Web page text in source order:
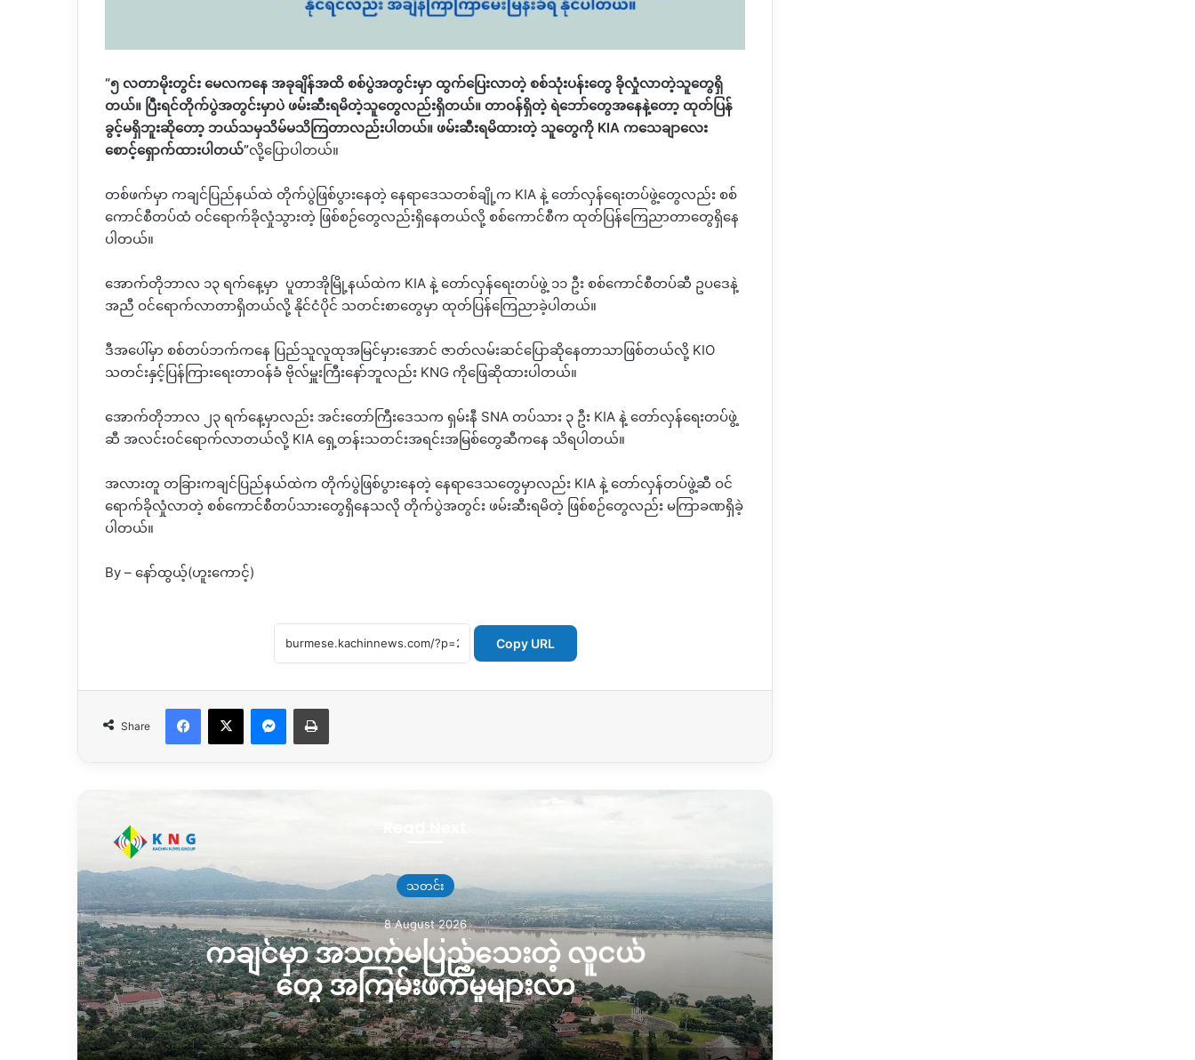
“၅ လတာမိုးတွင်း မေလကနေ အခုချိန်အထိ စစ်ပွဲအတွင်းမှာ ထွက်ပြေးလာတဲ့ စစ်သုံးပန်းတွေ ခိုလှုံလာတဲ့သူတွေရှိ
တယ်။ ပြီးရင်တိုက်ပွဲအတွင်းမှာပဲ ဖမ်းဆီးရမိတဲ့သူတွေလည်းရှိတယ်။ တာဝန်ရှိတဲ့ ရဲဘော်တွေအနေနဲ့တော့ ထုတ်ပြန်
ခွင့်မရှိဘူးဆိုတော့ ဘယ်သမှသိမ်မသိကြတာလည်းပါတယ်။ ဖမ်းဆီးရမိထားတဲ့ သူတွေကို KIA ကသေချာလေး
စောင့်ရှောက်ထားပါတယ်”လို့ပြောပါတယ်။
တစ်ဖက်မှာ ကချင်ပြည်နယ်ထဲ တိုက်ပွဲဖြစ်ပွားနေတဲ့ နေရာဒေသတစ်ချို့က KIA နဲ့ တော်လှန်ရေးတပ်ဖွဲ့တွေလည်း စစ်
ကောင်စီတပ်ထံ ဝင်ရောက်ခိုလှုံသွားတဲ့ ဖြစ်စဉ်တွေလည်းရှိနေတယ်လို့ စစ်ကောင်စီက ထုတ်ပြန်ကြေညာတာတွေရှိနေ
ပါတယ်။
အောက်တိုဘာလ ၁၃ ရက်နေ့မှာ ပူတာအိုမြို့နယ်ထဲက KIA နဲ့ တော်လှန်ရေးတပ်ဖွဲ့ ၁၁ ဦး စစ်ကောင်စီတပ်ဆီ ဥပဒေနဲ့
အညီ ဝင်ရောက်လာတာရှိတယ်လို့ နိုင်ငံပိုင် သတင်းစာတွေမှာ ထုတ်ပြန်ကြေညာခဲ့ပါတယ်။
ဒီအပေါ်မှာ စစ်တပ်ဘက်ကနေ ပြည်သူလူထုအမြင်မှားအောင် ဇာတ်လမ်းဆင်ပြောဆိုနေတာသာဖြစ်တယ်လို့ KIO
သတင်းနှင့်ပြန်ကြားရေးတာဝန်ခံ ဗိုလ်မှူးကြီးနော်ဘူလည်း KNG ကိုဖြေဆိုထားပါတယ်။
အောက်တိုဘာလ ၂၃ ရက်နေ့မှာလည်း အင်းတော်ကြီးဒေသက ရှမ်းနီ SNA တပ်သား ၃ ဦး KIA နဲ့ တော်လှန်ရေးတပ်ဖွဲ့
ဆီ အလင်းဝင်ရောက်လာတယ်လို့ KIA ရှေ့တန်းသတင်းအရင်းအမြစ်တွေဆီကနေ သိရပါတယ်။
အလားတူ တခြားကချင်ပြည်နယ်ထဲက တိုက်ပွဲဖြစ်ပွားနေတဲ့ နေရာဒေသတွေမှာလည်း KIA နဲ့ တော်လှန်တပ်ဖွဲ့ဆီ ဝင်
ရောက်ခိုလှုံလာတဲ့ စစ်ကောင်စီတပ်သားတွေရှိနေသလို တိုက်ပွဲအတွင်း ဖမ်းဆီးရမိတဲ့ ဖြစ်စဉ်တွေလည်း မကြာခဏရှိခဲ့
ပါတယ်။
By – နော်ထွယ့်(ဟူးကောင့်)
Copy URL
Share
Facebook
X Messenger
Print
သတင်း
8 August 2026
အသက်မပြည့်သေးတဲ့ လူငယ်
အကြမ်းဖက်မှုများလာ
8 August 2026
US မှာ ဖမ်းခံရတဲ့ ကချင်ကျောင်းသားနှစ်ဦး ပြန်လည်
လွတ်မြောက်လာ